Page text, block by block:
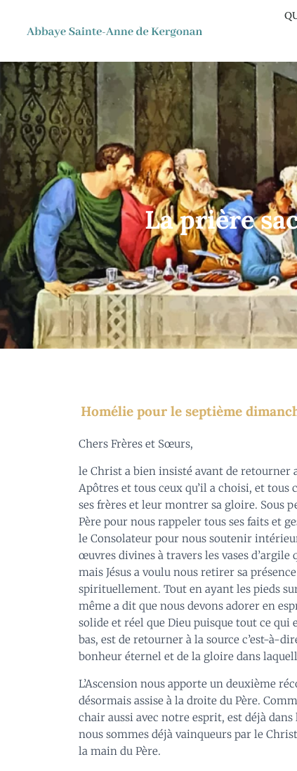
La prière
Homélie pour le septième
Chers Frères et Sœurs,
le Christ a bien insisté avant de retourner
Apôtres et tous ceux qu’il a choisi, et tous
ses frères et leur montrer sa gloire. Sous
Père pour nous rappeler tous ses faits et
le Consolateur pour nous soutenir
œuvres divines à travers les vases d’argile
mais Jésus a voulu nous retirer sa
spirituellement. Tout en ayant les pieds
même a dit que nous devons adorer en
solide et réel que Dieu puisque tout ce qui
bas, est de retourner à la source c’est-à-
bonheur éternel et de la gloire dans
L’Ascension nous apporte un deuxième
désormais assise à la droite du Père.
chair aussi avec notre esprit, est déjà
nous sommes déjà vainqueurs par le
la main du Père.